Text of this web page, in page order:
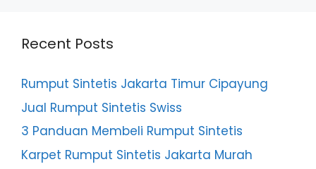
Recent Posts
Rumput Sintetis Jakarta Timur Cipayung
Jual Rumput Sintetis Swiss
3 Panduan Membeli Rumput Sintetis
Karpet Rumput Sintetis Jakarta Murah